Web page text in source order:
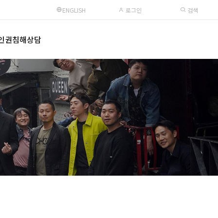
ENGLISH 로그인 검색
권침해상담